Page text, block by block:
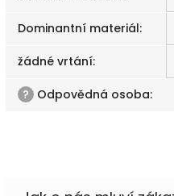
Dominantní materiál:
žádné vrtání:
? Odpovědná osoba: